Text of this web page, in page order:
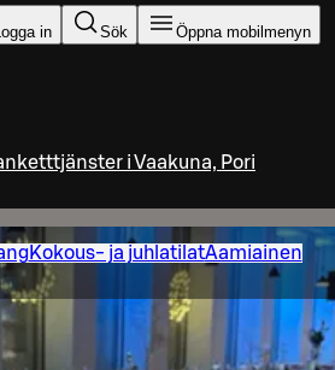
in Sök Öppna mobilmenyn
i Vaakuna, Pori
Kokous- ja juhlatilatAamiainen